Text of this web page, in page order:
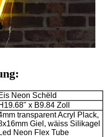
Neon Schëld
x B9.84 Zoll
transparent Acryl Plack,
Giel, wäiss Silikagel
Led Neon Flex Tube